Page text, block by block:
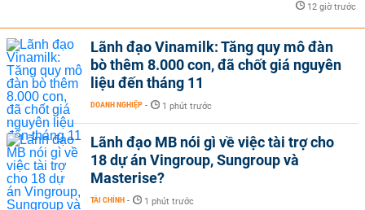
12 giờ trước
Lãnh đạo Vinamilk: Tăng quy mô đàn
bò thêm 8.000 con, đã chốt giá nguyên
liệu đến tháng 11
DOANH NGHIỆP - 1 phút trước
Lãnh đạo MB nói gì về việc tài trợ cho
18 dự án Vingroup, Sungroup và
Masterise?
TÀI CHÍNH - 1 phút trước